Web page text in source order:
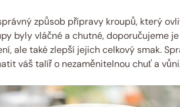
způsob přípravy kroupů, který
byly vláčné a chutné, doporučujeme
ale také zlepší jejich celkový smak.
váš talíř o nezaměnitelnou chuť a